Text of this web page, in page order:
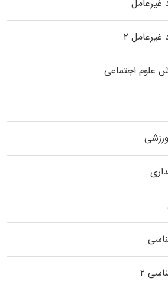
غیرعامل
۲
علوم اجتماعی
۲